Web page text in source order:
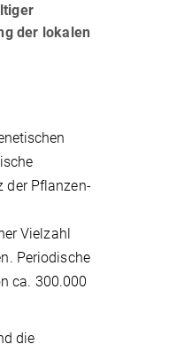
der lokalen
der Pflanzen-
Vielzahl
Periodische
ca. 300.000
die